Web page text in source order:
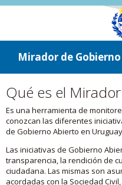
ir a contenido
ir al menú
Mirador de
Qué es el
Es una herramienta de
conozcan las diferentes
de Gobierno Abierto en
Las iniciativas de Gobierno
transparencia, la rendición de
ciudadana. Las mismas son
acordadas con la Sociedad